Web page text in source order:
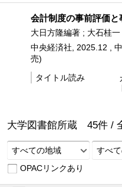
会計制度の事前評価と
大日方隆編著 ; 大石桂
中央経済社, 2025.12 ,
売)
タイトル読み
大学図書館所蔵 45件 /
すべての地域
すべ
OPACリンクあり